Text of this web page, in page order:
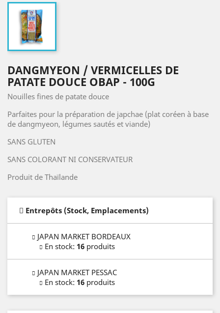
DANGMYEON / VERMICELLES DE
PATATE DOUCE OBAP - 100G
Nouilles fines de patate douce
Parfaites pour la préparation de japchae (plat coréen à base
de dangmyeon, légumes sautés et viande)
SANS GLUTEN
SANS COLORANT NI CONSERVATEUR
Produit de Thaïlande
Entrepôts (Stock, Emplacements)
JAPAN MARKET BORDEAUX
En stock: 16 produits
JAPAN MARKET PESSAC
En stock: 16 produits